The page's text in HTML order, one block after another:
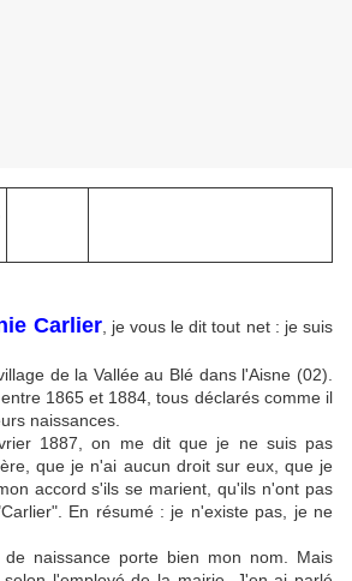
Carlier, je vous le dit tout net : je suis
de la Vallée au Blé dans l'Aisne (02).
1865 et 1884, tous déclarés comme il
naissances.
1887, on me dit que je ne suis pas
que je n'ai aucun droit sur eux, que je
accord s'ils se marient, qu'ils n'ont pas
En résumé : je n'existe pas, je ne
naissance porte bien mon nom. Mais